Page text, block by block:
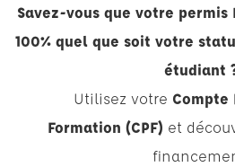
Savez-vous que votre
100% quel que soit votre
étudiant
Utilisez votre Compte
Formation (CPF) et